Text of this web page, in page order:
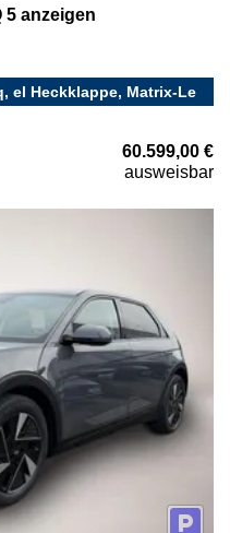
5 anzeigen
el Heckklappe, Matrix-Le
60.599,00 €
ausweisbar